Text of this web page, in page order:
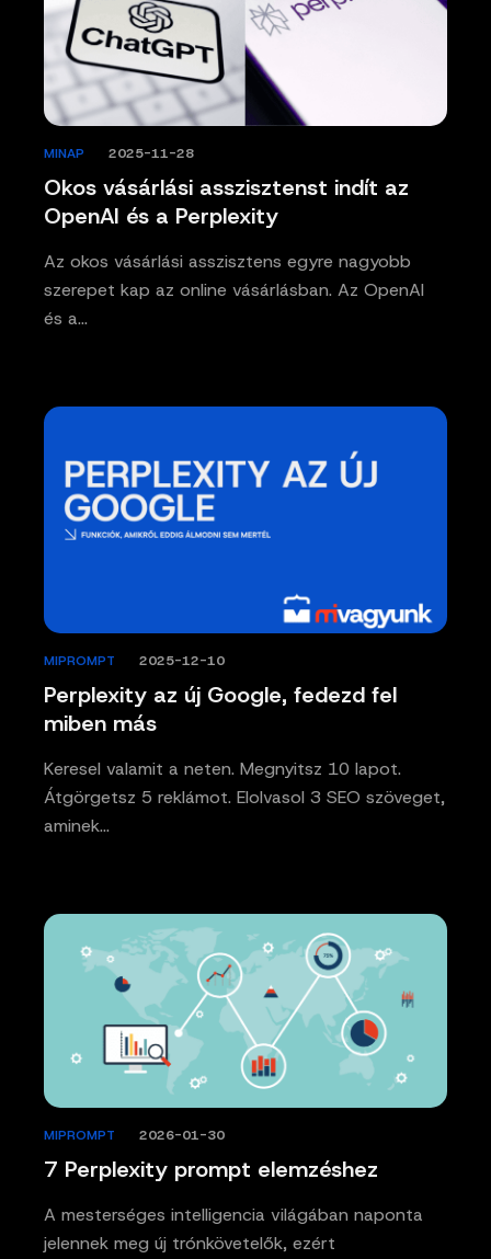
Okos vásárlási asszisztenst indít az
OpenAI és a Perplexity
MINAP 2025-11-28
Az okos vásárlási asszisztens egyre nagyobb
szerepet kap az online vásárlásban. Az OpenAI
és a…
Perplexity az új Google, fedezd fel
miben más
MIPROMPT 2025-12-10
Keresel valamit a neten. Megnyitsz 10 lapot.
Átgörgetsz 5 reklámot. Elolvasol 3 SEO szöveget,
aminek…
7 Perplexity prompt elemzéshez
MIPROMPT 2026-01-30
A mesterséges intelligencia világában naponta
jelennek meg új trónkövetelők, ezért